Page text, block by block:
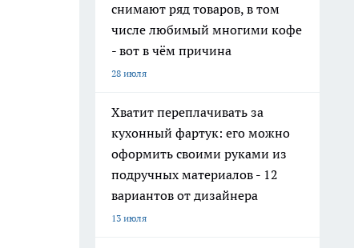
снимают ряд товаров, в том
числе любимый многими кофе
- вот в чём причина
28 июля
Хватит переплачивать за
кухонный фартук: его можно
оформить своими руками из
подручных материалов - 12
вариантов от дизайнера
13 июля